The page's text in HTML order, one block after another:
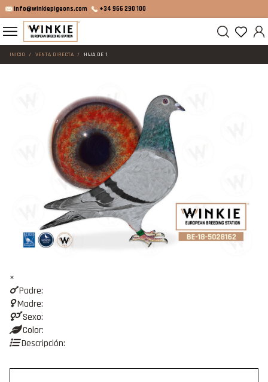
info@winkiepigeons.com +34 966 290 100
INICIO VENTA DIRECTA HIJA DE 1
×
Padre:
Madre:
Sexo:
Color:
Descripción: